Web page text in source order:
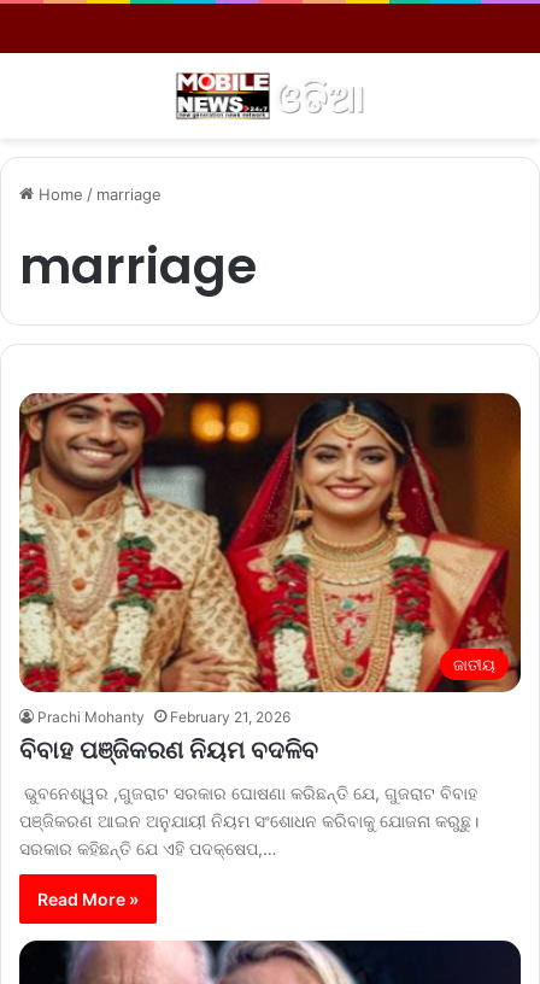
Home / marriage
marriage
ଜାତୀୟ
Prachi Mohanty February 21, 2026
ବିବାହ ପଞ୍ଜିକରଣ ନିୟମ ବଦଳିବ
ଭୁବନେଶ୍ୱର ,ଗୁଜରାଟ ସରକାର ଘୋଷଣା କରିଛନ୍ତି ଯେ, ଗୁଜରାଟ ବିବାହ
ପଞ୍ଜିକରଣ ଆଇନ ଅନୁଯାୟୀ ନିୟମ ସଂଶୋଧନ କରିବାକୁ ଯୋଜନା କରୁଛୁ।
ସରକାର କହିଛନ୍ତି ଯେ ଏହି ପଦକ୍ଷେପ,…
Read More »